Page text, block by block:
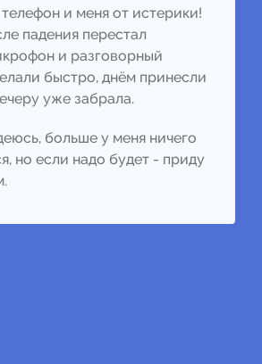
и меня от истерики!
падения перестал
и разговорный
быстро, днём принесли
уже забрала.
больше у меня ничего
но если надо будет - приду